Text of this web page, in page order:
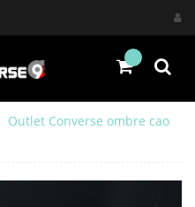
Outlet Converse ombre cao